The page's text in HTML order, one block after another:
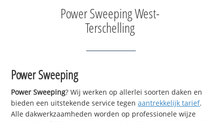
Power Sweeping West-
Terschelling
Power Sweeping
Power Sweeping? Wij werken op allerlei soorten daken en
bieden een uitstekende service tegenaantrekkelijk tarief.
Alle dakwerkzaamheden worden op professionele wijze